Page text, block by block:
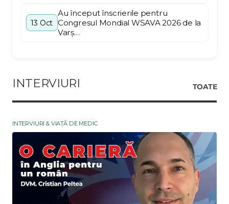
13 Oct
Au început înscrierile pentru
Congresul Mondial WSAVA 2026 de la
Varș…
INTERVIURI TOATE
INTERVIURI & VIAȚĂ DE MEDIC